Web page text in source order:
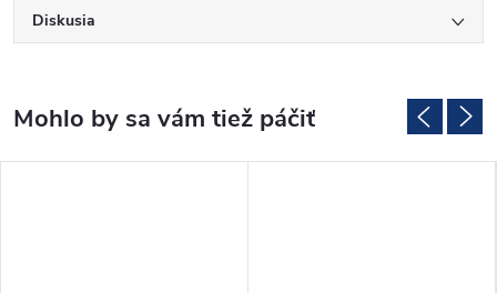
Diskusia